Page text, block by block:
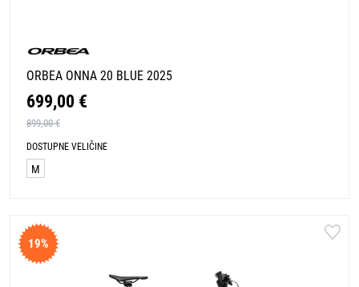
ORBEA ONNA 20 BLUE 2025
699,00 €
899,00 €
DOSTUPNE VELIČINE
M
19%